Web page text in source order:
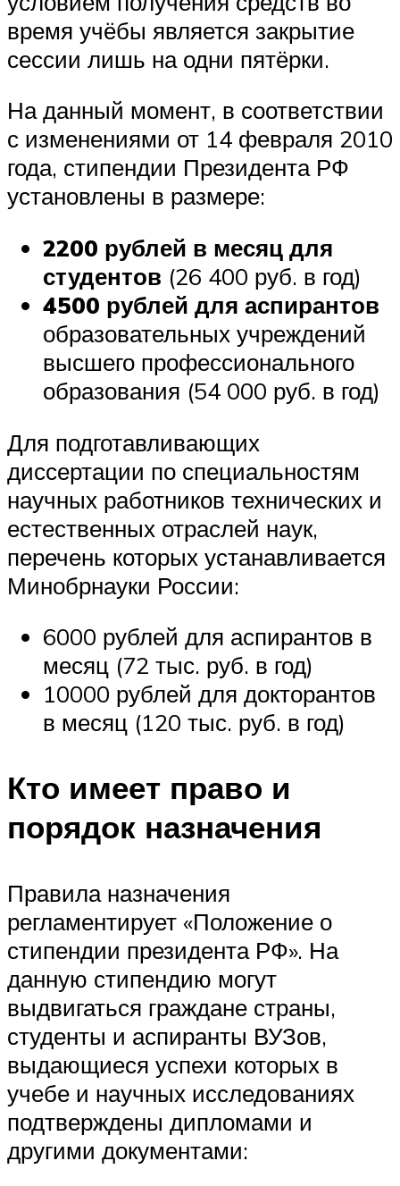
время учёбы является закрытие
сессии лишь на одни пятёрки.
На данный момент, в соответствии
с изменениями от 14 февраля 2010
года, стипендии Президента РФ
установлены в размере:
2200 рублей в месяц для
студентов (26 400 руб. в год)
4500 рублей для аспирантов
образовательных учреждений
высшего профессионального
образования (54 000 руб. в год)
Для подготавливающих
диссертации по специальностям
научных работников технических и
естественных отраслей наук,
перечень которых устанавливается
Минобрнауки России:
6000 рублей для аспирантов в
месяц (72 тыс. руб. в год)
10000 рублей для докторантов
в месяц (120 тыс. руб. в год)
Кто имеет право и
порядок назначения
Правила назначения
регламентирует «Положение о
стипендии президента РФ». На
данную стипендию могут
выдвигаться граждане страны,
студенты и аспиранты ВУЗов,
выдающиеся успехи которых в
учебе и научных исследованиях
подтверждены дипломами и
другими документами: